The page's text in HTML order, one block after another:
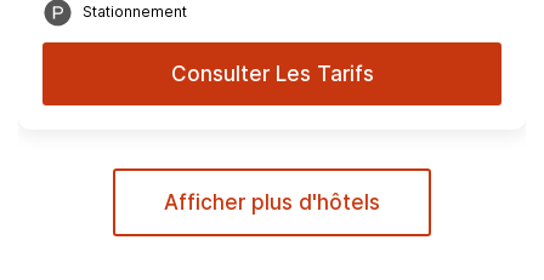
Stationnement
Consulter Les Tarifs
Afficher plus d'hôtels